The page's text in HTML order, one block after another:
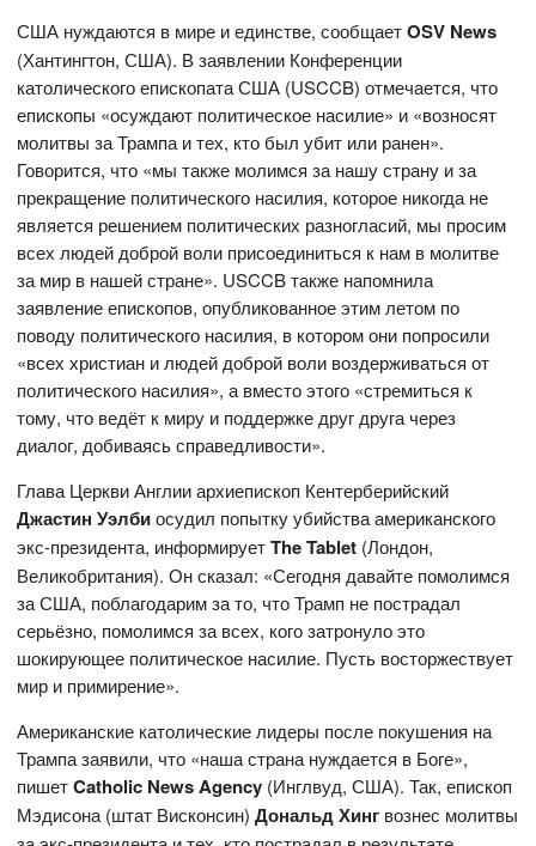
США нуждаются в мире и единстве, сообщаетOSV News
(Хантингтон, США). В заявлении Конференции
католического епископата США (USCCB) отмечается, что
епископы «осуждают политическое насилие» и «возносят
молитвы за Трампа и тех, кто был убит или ранен».
Говорится, что «мы также молимся за нашу страну и за
прекращение политического насилия, которое никогда не
является решением политических разногласий, мы просим
всех людей доброй воли присоединиться к нам в молитве
за мир в нашей стране». USCCB также напомнила
заявление епископов, опубликованное этим летом по
поводу политического насилия, в котором они попросили
«всех христиан и людей доброй воли воздерживаться от
политического насилия», а вместо этого «стремиться к
тому, что ведёт к миру и поддержке друг друга через
диалог, добиваясь справедливости».
Глава Церкви Англии архиепископ Кентерберийский
Джастин Уэлбиосудил попытку убийства американского
экс-президента, информируетThe Tablet (Лондон,
Великобритания). Он сказал: «Сегодня давайте помолимся
за США, поблагодарим за то, что Трамп не пострадал
серьёзно, помолимся за всех, кого затронуло это
шокирующее политическое насилие. Пусть восторжествует
мир и примирение».
Американские католические лидеры после покушения на
Трампа заявили, что «наша страна нуждается в Боге»,
пишетCatholic NewsAgency (Инглвуд, США). Так, епископ
Мэдисона (штат Висконсин)Дональд Хинг вознес молитвы